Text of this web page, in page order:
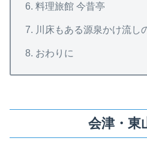
料理旅館 今昔亭
川床もある源泉かけ流し
おわりに
会津・東